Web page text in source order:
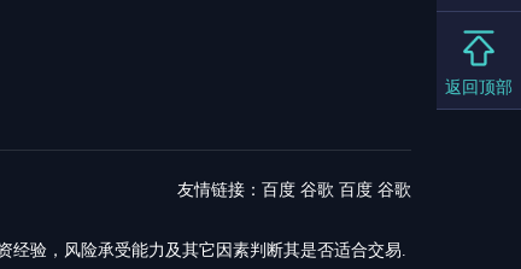
友情链接：百度 谷歌 百度 谷歌
验，风险承受能力及其它因素判断其是否适合交易.
返回顶部